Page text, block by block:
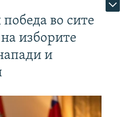
во сите
изборите
и